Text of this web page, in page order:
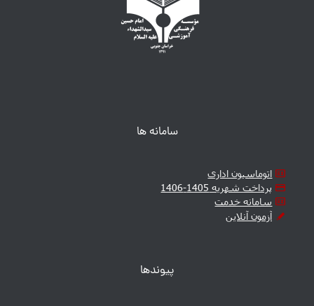
سامانه ها
اتوماسیون اداری
پرداخت شهریه 1405-1406
سامانه خدمت
آزمون آنلاین
پیوندها